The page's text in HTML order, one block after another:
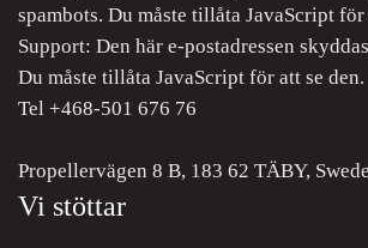
spambots. Du måste tillåta JavaScript för
Support: Den här e-postadressen
Du måste tillåta JavaScript för att se den.
Tel +468-501 676 76
Propellervägen 8 B, 183 62 TÄBY,
Vi stöttar